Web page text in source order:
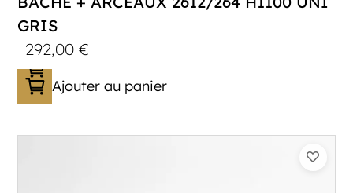
GRIS
292,00€
Ajouter au panier